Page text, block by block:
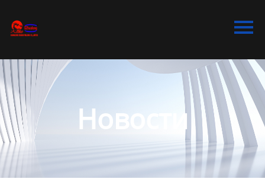
Bидео
Новости
О Hас Новости